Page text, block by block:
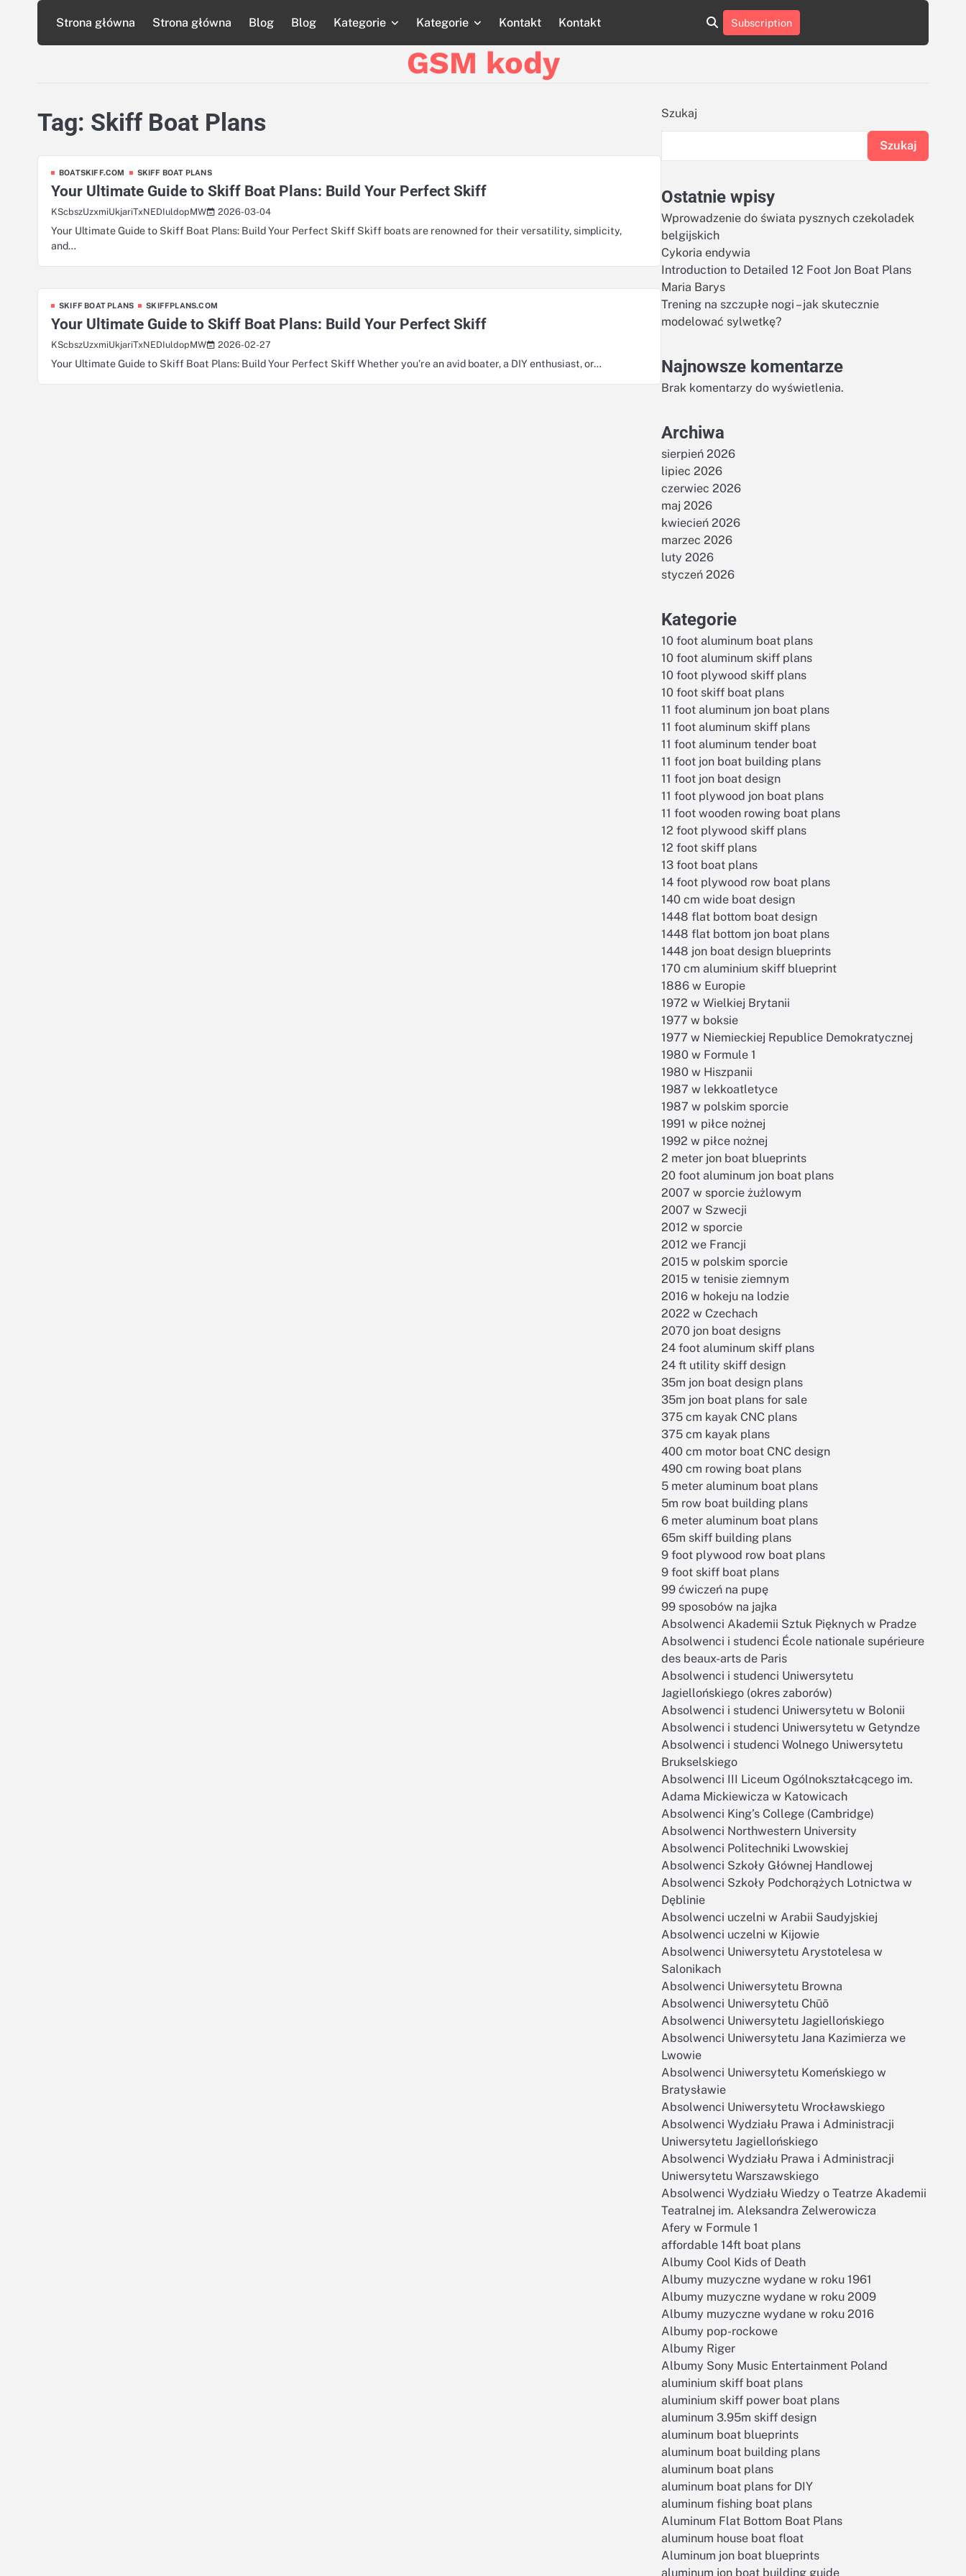
content
Strona główna Strona główna Blog Blog Kategorie Kategorie Kontakt Kontakt
główna
główna
aluminumboatplans.com
aluminumboatplans.com
Kontakt
Kontakt
Subscription
GSM kody
Tag: Skiff Boat Plans
BOATSKIFF.COM SKIFF BOAT PLANS
Your Ultimate Guide to Skiff Boat Plans: Build Your Perfect Skiff
KScbszUzxmiUkjariTxNEDIuldopMW 2026-03-04
Your Ultimate Guide to Skiff Boat Plans: Build Your Perfect Skiff Skiff boats are renowned for their versatility, simplicity,
and…
SKIFF BOAT PLANS SKIFFPLANS.COM
Your Ultimate Guide to Skiff Boat Plans: Build Your Perfect Skiff
KScbszUzxmiUkjariTxNEDIuldopMW 2026-02-27
Your Ultimate Guide to Skiff Boat Plans: Build Your Perfect Skiff Whether you’re an avid boater, a DIY enthusiast, or…
Szukaj
Szukaj
Ostatnie wpisy
Wprowadzenie do świata pysznych czekoladek
belgijskich
Cykoria endywia
Introduction to Detailed 12 Foot Jon Boat Plans
Maria Barys
Trening na szczupłe nogi – jak skutecznie
modelować sylwetkę?
Najnowsze komentarze
Brak komentarzy do wyświetlenia.
Archiwa
sierpień 2026
lipiec 2026
czerwiec 2026
maj 2026
kwiecień 2026
marzec 2026
luty 2026
styczeń 2026
Kategorie
10 foot aluminum boat plans
10 foot aluminum skiff plans
10 foot plywood skiff plans
10 foot skiff boat plans
11 foot aluminum jon boat plans
11 foot aluminum skiff plans
11 foot aluminum tender boat
11 foot jon boat building plans
11 foot jon boat design
11 foot plywood jon boat plans
11 foot wooden rowing boat plans
12 foot plywood skiff plans
12 foot skiff plans
13 foot boat plans
14 foot plywood row boat plans
140 cm wide boat design
1448 flat bottom boat design
1448 flat bottom jon boat plans
1448 jon boat design blueprints
170 cm aluminium skiff blueprint
1886 w Europie
1972 w Wielkiej Brytanii
1977 w boksie
1977 w Niemieckiej Republice Demokratycznej
1980 w Formule 1
1980 w Hiszpanii
1987 w lekkoatletyce
1987 w polskim sporcie
1991 w piłce nożnej
1992 w piłce nożnej
2 meter jon boat blueprints
20 foot aluminum jon boat plans
2007 w sporcie żużlowym
2007 w Szwecji
2012 w sporcie
2012 we Francji
2015 w polskim sporcie
2015 w tenisie ziemnym
2016 w hokeju na lodzie
2022 w Czechach
2070 jon boat designs
24 foot aluminum skiff plans
24 ft utility skiff design
35m jon boat design plans
35m jon boat plans for sale
375 cm kayak CNC plans
375 cm kayak plans
400 cm motor boat CNC design
490 cm rowing boat plans
5 meter aluminum boat plans
5m row boat building plans
6 meter aluminum boat plans
65m skiff building plans
9 foot plywood row boat plans
9 foot skiff boat plans
99 ćwiczeń na pupę
99 sposobów na jajka
Absolwenci Akademii Sztuk Pięknych w Pradze
Absolwenci i studenci École nationale supérieure
des beaux-arts de Paris
Absolwenci i studenci Uniwersytetu
Jagiellońskiego (okres zaborów)
Absolwenci i studenci Uniwersytetu w Bolonii
Absolwenci i studenci Uniwersytetu w Getyndze
Absolwenci i studenci Wolnego Uniwersytetu
Brukselskiego
Absolwenci III Liceum Ogólnokształcącego im.
Adama Mickiewicza w Katowicach
Absolwenci King’s College (Cambridge)
Absolwenci Northwestern University
Absolwenci Politechniki Lwowskiej
Absolwenci Szkoły Głównej Handlowej
Absolwenci Szkoły Podchorążych Lotnictwa w
Dęblinie
Absolwenci uczelni w Arabii Saudyjskiej
Absolwenci uczelni w Kijowie
Absolwenci Uniwersytetu Arystotelesa w
Salonikach
Absolwenci Uniwersytetu Browna
Absolwenci Uniwersytetu Chūō
Absolwenci Uniwersytetu Jagiellońskiego
Absolwenci Uniwersytetu Jana Kazimierza we
Lwowie
Absolwenci Uniwersytetu Komeńskiego w
Bratysławie
Absolwenci Uniwersytetu Wrocławskiego
Absolwenci Wydziału Prawa i Administracji
Uniwersytetu Jagiellońskiego
Absolwenci Wydziału Prawa i Administracji
Uniwersytetu Warszawskiego
Absolwenci Wydziału Wiedzy o Teatrze Akademii
Teatralnej im. Aleksandra Zelwerowicza
Afery w Formule 1
affordable 14ft boat plans
Albumy Cool Kids of Death
Albumy muzyczne wydane w roku 1961
Albumy muzyczne wydane w roku 2009
Albumy muzyczne wydane w roku 2016
Albumy pop-rockowe
Albumy Riger
Albumy Sony Music Entertainment Poland
aluminium skiff boat plans
aluminium skiff power boat plans
aluminum 3.95m skiff design
aluminum boat blueprints
aluminum boat building plans
aluminum boat plans
aluminum boat plans for DIY
aluminum fishing boat plans
Aluminum Flat Bottom Boat Plans
aluminum house boat float
Aluminum jon boat blueprints
aluminum jon boat building guide